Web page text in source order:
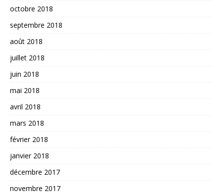
octobre 2018
septembre 2018
août 2018
juillet 2018
juin 2018
mai 2018
avril 2018
mars 2018
février 2018
janvier 2018
décembre 2017
novembre 2017